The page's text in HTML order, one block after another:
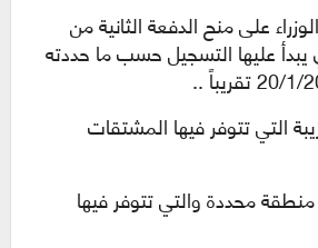
على منح الدفعة الثانية من
يبدأ عليها التسجيل حسب ما حددته
التي تتوفر فيها المشتقات
محددة والتي تتوفر فيها